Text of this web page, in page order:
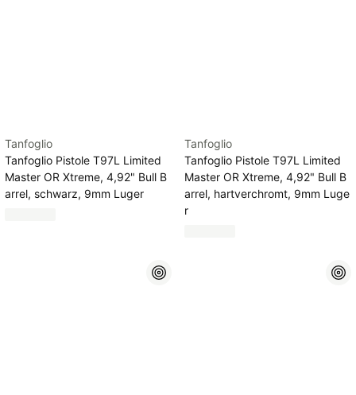
Tanfoglio
Tanfoglio Pistole T97L Limited
Master OR Xtreme, 4,92" Bull B
arrel, schwarz, 9mm Luger
Tanfoglio
Tanfoglio Pistole T97L Limited
Master OR Xtreme, 4,92" Bull B
arrel, hartverchromt, 9mm Luge
r